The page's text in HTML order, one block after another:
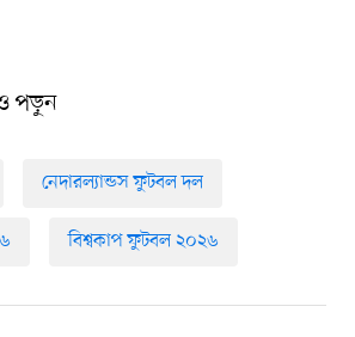
পড়ুন
নেদারল্যান্ডস ফুটবল দল
বিশ্বকাপ ফুটবল ২০২৬